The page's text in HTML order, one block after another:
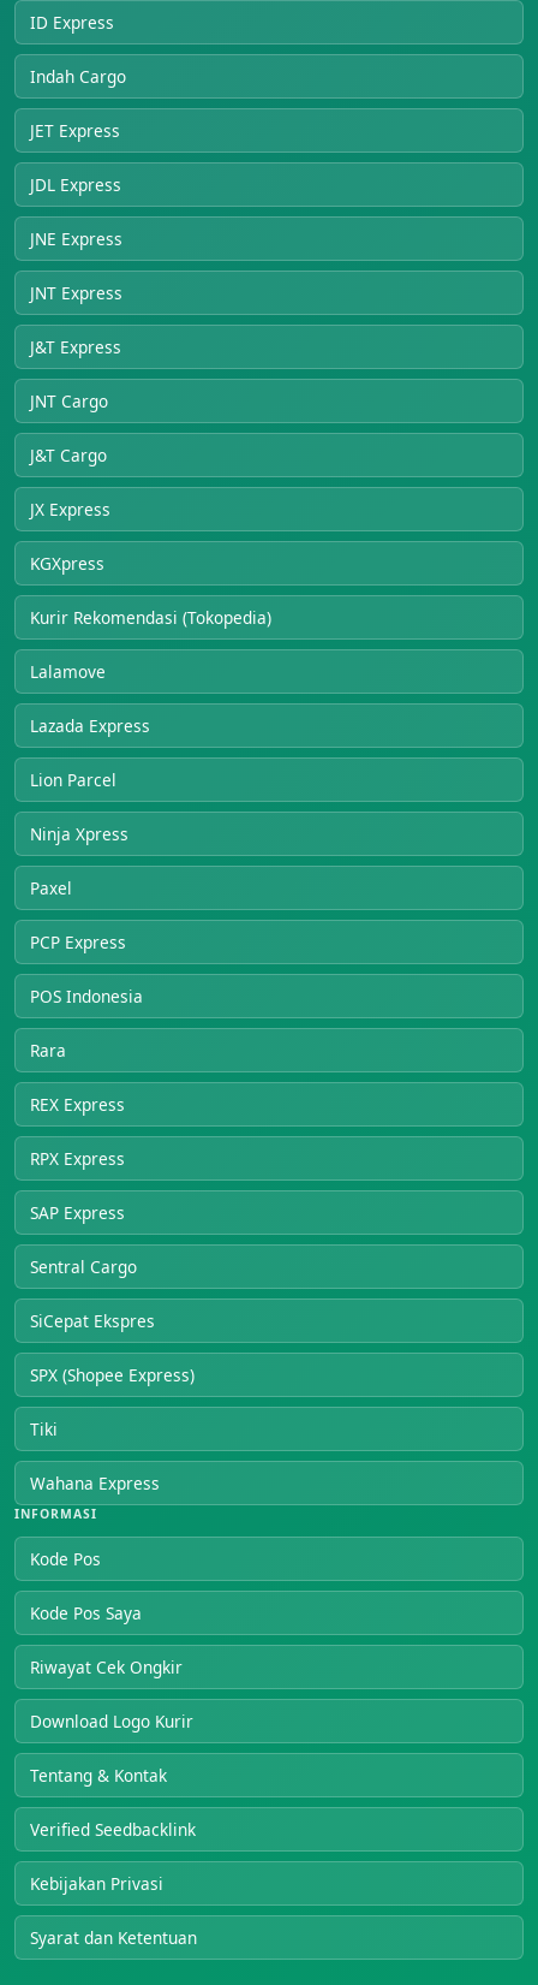
ID Express
Indah Cargo
JET Express
JDL Express
JNE Express
JNT Express
J&T Express
JNT Cargo
J&T Cargo
JX Express
KGXpress
Kurir Rekomendasi (Tokopedia)
Lalamove
Lazada Express
Lion Parcel
Ninja Xpress
Paxel
PCP Express
POS Indonesia
Rara
REX Express
RPX Express
SAP Express
Sentral Cargo
SiCepat Ekspres
SPX (Shopee Express)
Tiki
Wahana Express
INFORMASI
Kode Pos
Kode Pos Saya
Riwayat Cek Ongkir
Download Logo Kurir
Tentang & Kontak
Verified Seedbacklink
Kebijakan Privasi
Syarat dan Ketentuan